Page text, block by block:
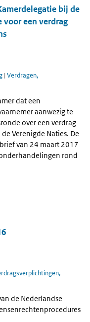
bij de
een verdrag
| Verdragen,
dat een
aanwezig te
over een verdrag
Verenigde Naties. De
van 24 maart 2017
rond
de Nederlandse